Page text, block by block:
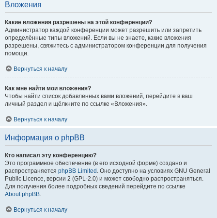
Вложения
Какие вложения разрешены на этой конференции?
Администратор каждой конференции может разрешить или запретить
определённые типы вложений. Если вы не знаете, какие вложения
разрешены, свяжитесь с администратором конференции для получения
помощи.
Вернуться к началу
Как мне найти мои вложения?
Чтобы найти список добавленных вами вложений, перейдите в ваш
личный раздел и щёлкните по ссылке «Вложения».
Вернуться к началу
Информация о phpBB
Кто написал эту конференцию?
Это программное обеспечение (в его исходной форме) создано и
распространяется phpBB Limited . Оно доступно на условиях GNU General
Public Licence, версии 2 (GPL-2.0) и может свободно распространяться.
Для получения более подробных сведений перейдите по ссылке
About phpBB.
Вернуться к началу